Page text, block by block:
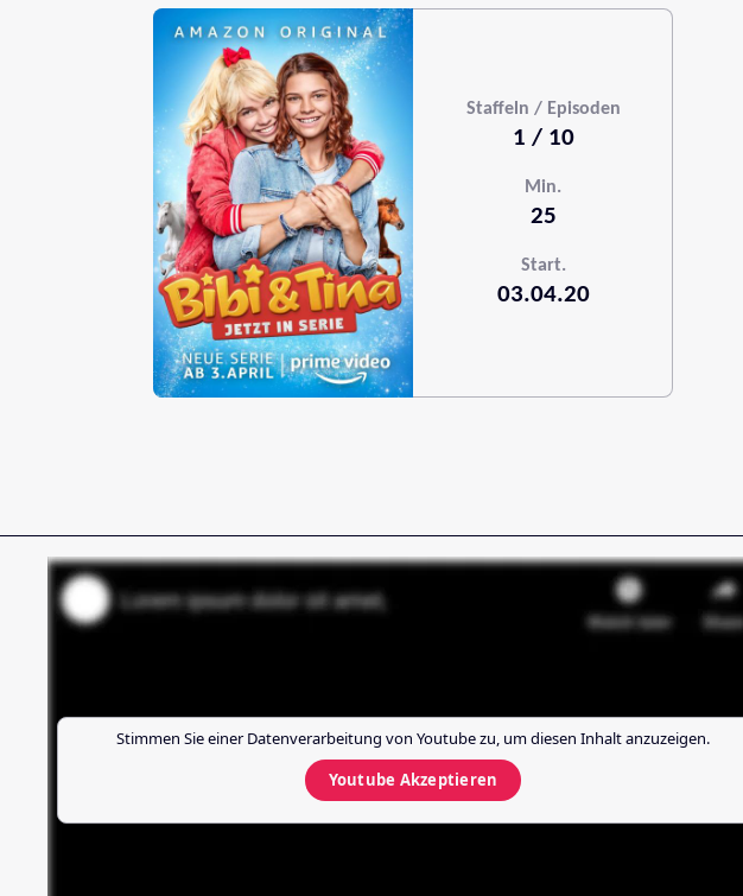
Staffeln / Episoden
1 / 10
Min.
25
Start.
03.04.20
Stimmen Sie einer Datenverarbeitung von Youtubezu, um diesen Inhalt anzuzeigen.
Youtube Akzeptieren